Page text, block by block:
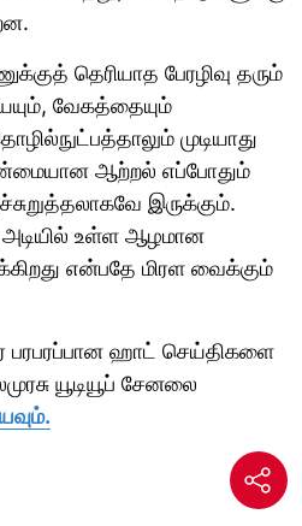
தெரியாத பேரழிவு தரும்
வேகத்தையும்
முடியாது
ஆற்றல் எப்போதும்
இருக்கும்.
உள்ள ஆழமான
என்பதே மிரள வைக்கும்
பரபரப்பான ஹாட் செய்திகளை
யூடியூப் சேனலை